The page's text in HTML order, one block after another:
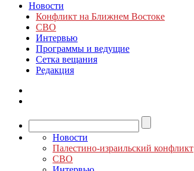
Новости
Конфликт на Ближнем Востоке
СВО
Интервью
Программы и ведущие
Сетка вещания
Редакция
Новости
Палестино-израильский конфликт
СВО